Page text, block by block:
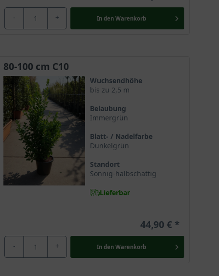
- + In den Warenkorb
80-100 cm C10
Wuchsendhöhe
bis zu 2,5 m
Belaubung
Immergrün
Blatt- / Nadelfarbe
Dunkelgrün
Standort
Sonnig-halbschattig
Lieferbar
44,90 €
- + In den Warenkorb